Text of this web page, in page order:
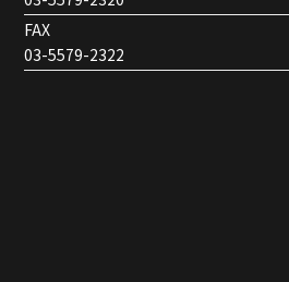
FAX
03-5579-2322